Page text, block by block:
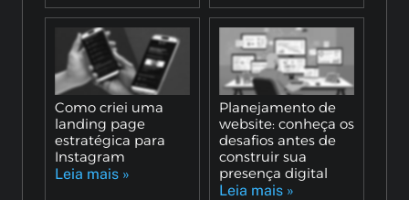
Como criei uma
landing page
estratégica para
Instagram
Leia mais »
Planejamento de
website: conheça os
desafios antes de
construir sua
presença digital
Leia mais »